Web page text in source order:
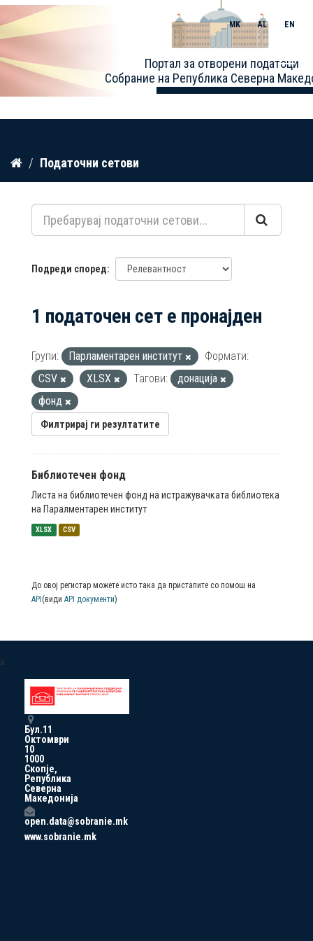
Прескокнете
содржина
Портал за отворени податоци
Собрание на Република Северна
MK AL EN
Toggle
Податочни сетови
Подреди според
1 податочен сет е пронајден
Групи: Парламентарен институт
Формати:
CSV
XLSX Тагови:
донација
фонд
Филтрирај ги резултатите
Библиотечен фонд
Листа на библиотечен фонд на истражувачката библиотека
на Паралментарен институт
XLSX CSV
До овој регистар можете исто така да пристапите со помош на
API (види API документи)
a
Бул.11
Октомври
10
1000
Скопје,
Република
Северна
Македонија
open.data@sobranie.mk
www.sobranie.mk